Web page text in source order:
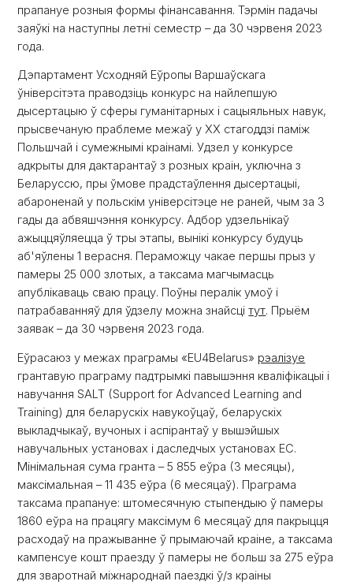
прапануе розныя формы фінансавання. Тэрмін падачы
заяўкі на наступны летні семестр – да 30 чэрвеня 2023
года.
Дэпартамент Усходняй Еўропы Варшаўскага
ўніверсітэта праводзіць конкурс на найлепшую
дысертацыю ў сферы гуманітарных і сацыяльных навук,
прысвечаную праблеме межаў у ХХ стагоддзі паміж
Польшчай і сумежнымі краінамі. Удзел у конкурсе
адкрыты для дактарантаў з розных краін, уключна з
Беларуссю, пры ўмове прадстаўлення дысертацыі,
абароненай у польскім універсітэце не раней, чым за 3
гады да абвяшчэння конкурсу. Адбор удзельнікаў
ажыццяўляецца ў тры этапы, вынікі конкурсу будуць
аб'яўлены 1 верасня. Пераможцу чакае першы прыз у
памеры 25 000 злотых, а таксама магчымасць
апублікаваць сваю працу. Поўны пералік умоў і
патрабаванняў для ўдзелу можна знайсцітут. Прыём
заявак – да 30 чэрвеня 2023 года.
Еўрасаюз у межах праграмы «EU4Belarus» рэалізуе
грантавую праграму падтрымкі павышэння кваліфікацыі і
навучання SALT (Support for Advanced Learning and
Training) для беларускіх навукоўцаў, беларускіх
выкладчыкаў, вучоных і аспірантаў у вышэйшых
навучальных установах і даследчых установах ЕС.
Мінімальная сума гранта – 5 855 еўра (3 месяцы),
максімальная – 11 435 еўра (6 месяцаў). Праграма
таксама прапануе: штомесячную стыпендыю ў памеры
1860 еўра на працягу максімум 6 месяцаў для пакрыцця
расходаў на пражыванне ў прымаючай краіне, а таксама
кампенсуе кошт праезду ў памеры не больш за 275 еўра
для зваротнай міжнароднай паездкі ў/з краіны